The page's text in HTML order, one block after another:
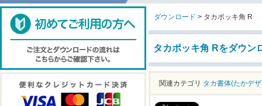
ダウンロード > タカポッキ角 R
タカポッキ角 Rをダウン
関連カテゴリ タカ書体(たかデ